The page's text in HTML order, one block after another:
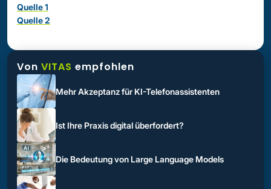
Quelle 1
Quelle 2
Von VITAS empfohlen
Mehr Akzeptanz für KI-Telefonassistenten
Ist Ihre Praxis digital überfordert?
Die Bedeutung von Large Language Models